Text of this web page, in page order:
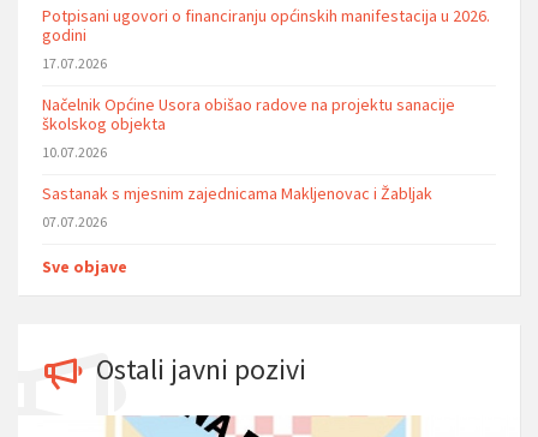
Potpisani ugovori o financiranju općinskih manifestacija u 2026.
godini
17.07.2026
Načelnik Općine Usora obišao radove na projektu sanacije
školskog objekta
10.07.2026
Sastanak s mjesnim zajednicama Makljenovac i Žabljak
07.07.2026
Sve objave
Ostali javni pozivi